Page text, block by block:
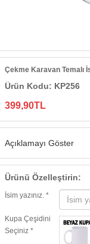
Çekme Karavan Temalı
Ürün Kodu: KP256
399,90TL
Açıklamayı Göster
Ürünü Özelleştirin:
İsim yazınız. *
Kupa Çeşidini
Seçiniz *